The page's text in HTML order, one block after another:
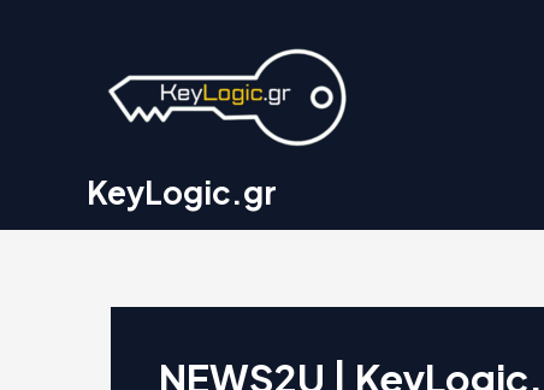
περιεχόμενο
KeyLogic.gr
NEWS2U |